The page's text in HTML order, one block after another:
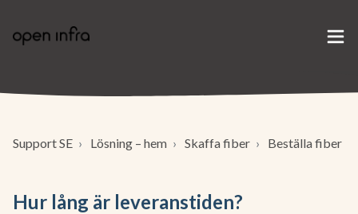
Support SE Lösning – hem Skaffa fiber Beställa fiber
Hur lång är leveranstiden?